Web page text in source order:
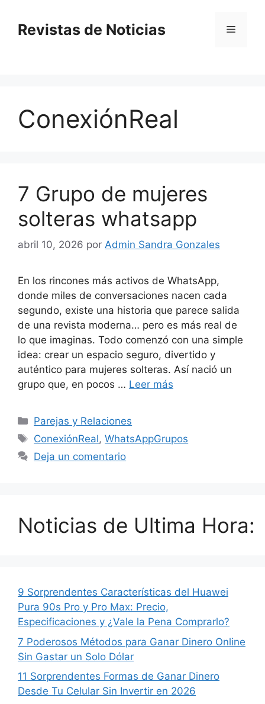
contenido
Revistas de Noticias Menú
ConexiónReal
7 Grupo de mujeres
solteras whatsapp
abril 10, 2026 por Admin Sandra Gonzales
En los rincones más activos de WhatsApp,
donde miles de conversaciones nacen cada
segundo, existe una historia que parece salida
de una revista moderna… pero es más real de
lo que imaginas. Todo comenzó con una simple
idea: crear un espacio seguro, divertido y
auténtico para mujeres solteras. Así nació un
grupo que, en pocos … Leer más
Categorías
Parejas y Relaciones
Etiquetas
ConexiónReal,WhatsAppGrupos
Deja un comentario
Noticias de Ultima Hora:
9 Sorprendentes Características del Huawei
Pura 90s Pro y Pro Max: Precio,
Especificaciones y ¿Vale la Pena Comprarlo?
7 Poderosos Métodos para Ganar Dinero Online
Sin Gastar un Solo Dólar
11 Sorprendentes Formas de Ganar Dinero
Desde Tu Celular Sin Invertir en 2026